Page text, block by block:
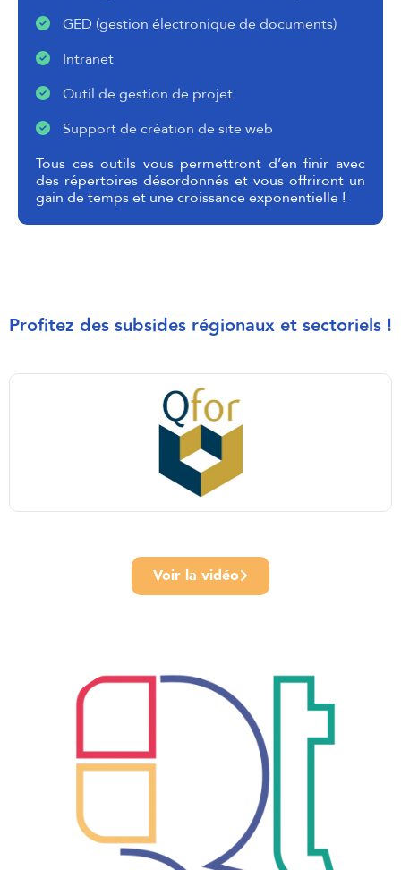
GED (gestion électronique de documents)
Intranet
Outil de gestion de projet
Support de création de site web
Tous ces outils vous permettront d’en finir avec
des répertoires désordonnés et vous offriront un
gain de temps et une croissance exponentielle !
Profitez des subsides régionaux et sectoriels !
Voir la vidéo